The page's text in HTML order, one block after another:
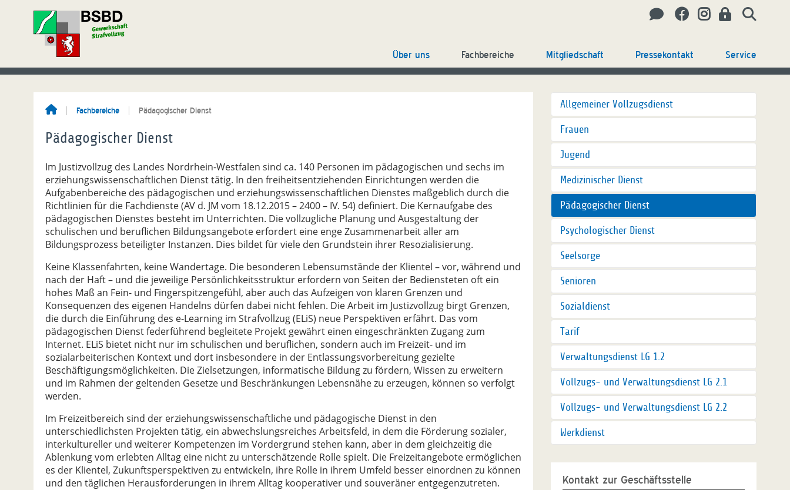
Über uns Fachbereiche Mitgliedschaft Pressekontakt Service
Fachbereiche Pädagogischer Dienst
Pädagogischer Dienst
Im Justizvollzug des Landes Nordrhein-Westfalen sind ca. 140 Personen im pädagogischen und sechs im
erziehungswissenschaftlichen Dienst tätig. In den freiheitsentziehenden Einrichtungen werden die
Aufgabenbereiche des pädagogischen und erziehungswissenschaftlichen Dienstes maßgeblich durch die
Richtlinien für die Fachdienste (AV d. JM vom 18.12.2015 – 2400 – IV. 54) definiert. Die Kernaufgabe des
pädagogischen Dienstes besteht im Unterrichten. Die vollzugliche Planung und Ausgestaltung der
schulischen und beruflichen Bildungsangebote erfordert eine enge Zusammenarbeit aller am
Bildungsprozess beteiligter Instanzen. Dies bildet für viele den Grundstein ihrer Resozialisierung.
Keine Klassenfahrten, keine Wandertage. Die besonderen Lebensumstände der Klientel – vor, während und
nach der Haft – und die jeweilige Persönlichkeitsstruktur erfordern von Seiten der Bediensteten oft ein
hohes Maß an Fein- und Fingerspitzengefühl, aber auch das Aufzeigen von klaren Grenzen und
Konsequenzen des eigenen Handelns dürfen dabei nicht fehlen. Die Arbeit im Justizvollzug birgt Grenzen,
die durch die Einführung des e-Learning im Strafvollzug (ELiS) neue Perspektiven erfährt. Das vom
pädagogischen Dienst federführend begleitete Projekt gewährt einen eingeschränkten Zugang zum
Internet. ELiS bietet nicht nur im schulischen und beruflichen, sondern auch im Freizeit- und im
sozialarbeiterischen Kontext und dort insbesondere in der Entlassungsvorbereitung gezielte
Beschäftigungsmöglichkeiten. Die Zielsetzungen, informatische Bildung zu fördern, Wissen zu erweitern
und im Rahmen der geltenden Gesetze und Beschränkungen Lebensnähe zu erzeugen, können so verfolgt
werden.
Im Freizeitbereich sind der erziehungswissenschaftliche und pädagogische Dienst in den
unterschiedlichsten Projekten tätig, ein abwechslungsreiches Arbeitsfeld, in dem die Förderung sozialer,
interkultureller und weiterer Kompetenzen im Vordergrund stehen kann, aber in dem gleichzeitig die
Ablenkung vom erlebten Alltag eine nicht zu unterschätzende Rolle spielt. Die Freizeitangebote ermöglichen
es der Klientel, Zukunftsperspektiven zu entwickeln, ihre Rolle in ihrem Umfeld besser einordnen zu können
und den täglichen Herausforderungen in ihrem Alltag kooperativer und souveräner entgegenzutreten.
Allgemeiner Vollzugsdienst
Frauen
Jugend
Medizinischer Dienst
Pädagogischer Dienst
Psychologischer Dienst
Seelsorge
Senioren
Sozialdienst
Tarif
Verwaltungsdienst LG 1.2
Vollzugs- und Verwaltungsdienst LG 2.1
Vollzugs- und Verwaltungsdienst LG 2.2
Werkdienst
Kontakt zur Geschäftsstelle